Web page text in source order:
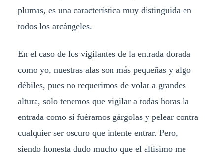
plumas, es una característica muy distinguida en
todos los arcángeles.
En el caso de los vigilantes de la entrada dorada
como yo, nuestras alas son más pequeñas y algo
débiles, pues no requerimos de volar a grandes
altura, solo tenemos que vigilar a todas horas la
entrada como si fuéramos gárgolas y pelear contra
cualquier ser oscuro que intente entrar. Pero,
siendo honesta dudo mucho que el altisimo me